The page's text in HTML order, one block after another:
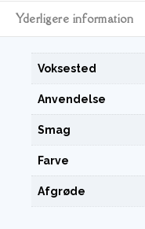
Yderligere information
Voksested
Anvendelse
Smag
Farve
Afgrøde